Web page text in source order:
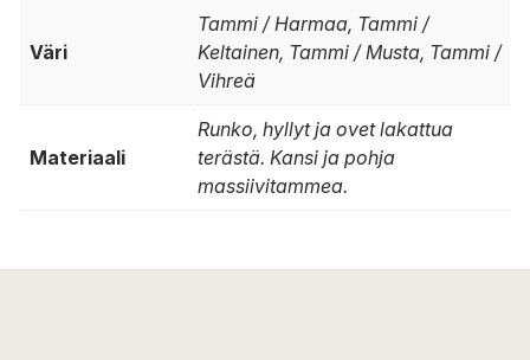
Väri
Tammi / Harmaa, Tammi /
Keltainen, Tammi / Musta, Tammi /
Vihreä
Materiaali
Runko, hyllyt ja ovet lakattua
terästä. Kansi ja pohja
massiivitammea.